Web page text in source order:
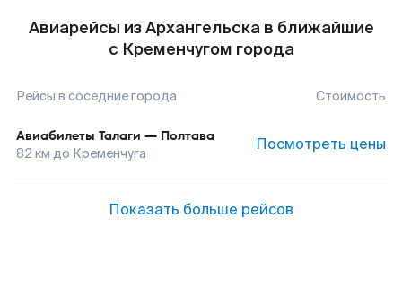
Авиарейсы из Архангельска в ближайшие
с Кременчугом города
Рейсы в соседние города Стоимость
Авиабилеты Талаги — Полтава
82 км до Кременчуга Посмотреть цены
Показать больше рейсов